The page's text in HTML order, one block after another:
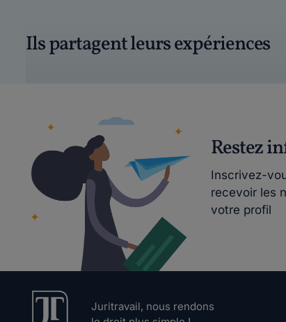
Ils partagent leurs expériences
Restez
Inscrivez-
recevoir les
votre profil
Juritravail, nous rendons